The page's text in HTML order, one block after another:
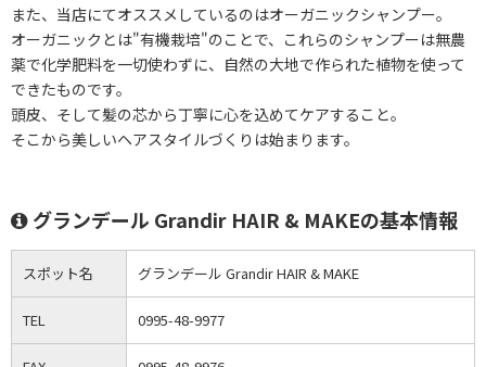
また、当店にてオススメしているのはオーガニックシャンプー。
オーガニックとは"有機栽培"のことで、これらのシャンプーは無農
薬で化学肥料を一切使わずに、自然の大地で作られた植物を使って
できたものです。
頭皮、そして髪の芯から丁寧に心を込めてケアすること。
そこから美しいヘアスタイルづくりは始まります。
グランデール Grandir HAIR & MAKEの基本情報
スポット名 グランデール Grandir HAIR & MAKE
TEL 0995-48-9977